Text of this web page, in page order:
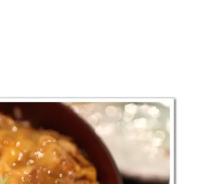
親
子
友
善〉